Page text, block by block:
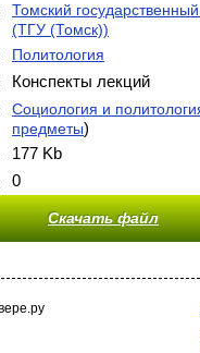
Томский
(ТГУ (Томск))
Политология
Конспекты лекций
Социология и
предметы)
177 Kb
0
Скачать файл